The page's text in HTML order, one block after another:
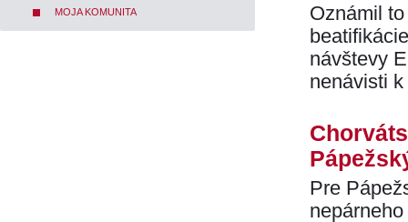
MOJA KOMUNITA
Oznámil
návštevy
nenávisti
Pre